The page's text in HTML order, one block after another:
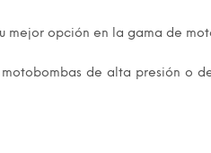
mejor opción en la gama de
de alta presión o